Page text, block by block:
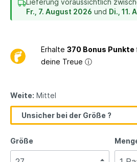
Lieferung voraussichtlich
Fr., 7. August 2026 und Di., 11.
Erhalte 370 Bonus Punkte
deine Treue ⓘ
Weite: Mittel
Unsicher bei der Größe ?
Größe